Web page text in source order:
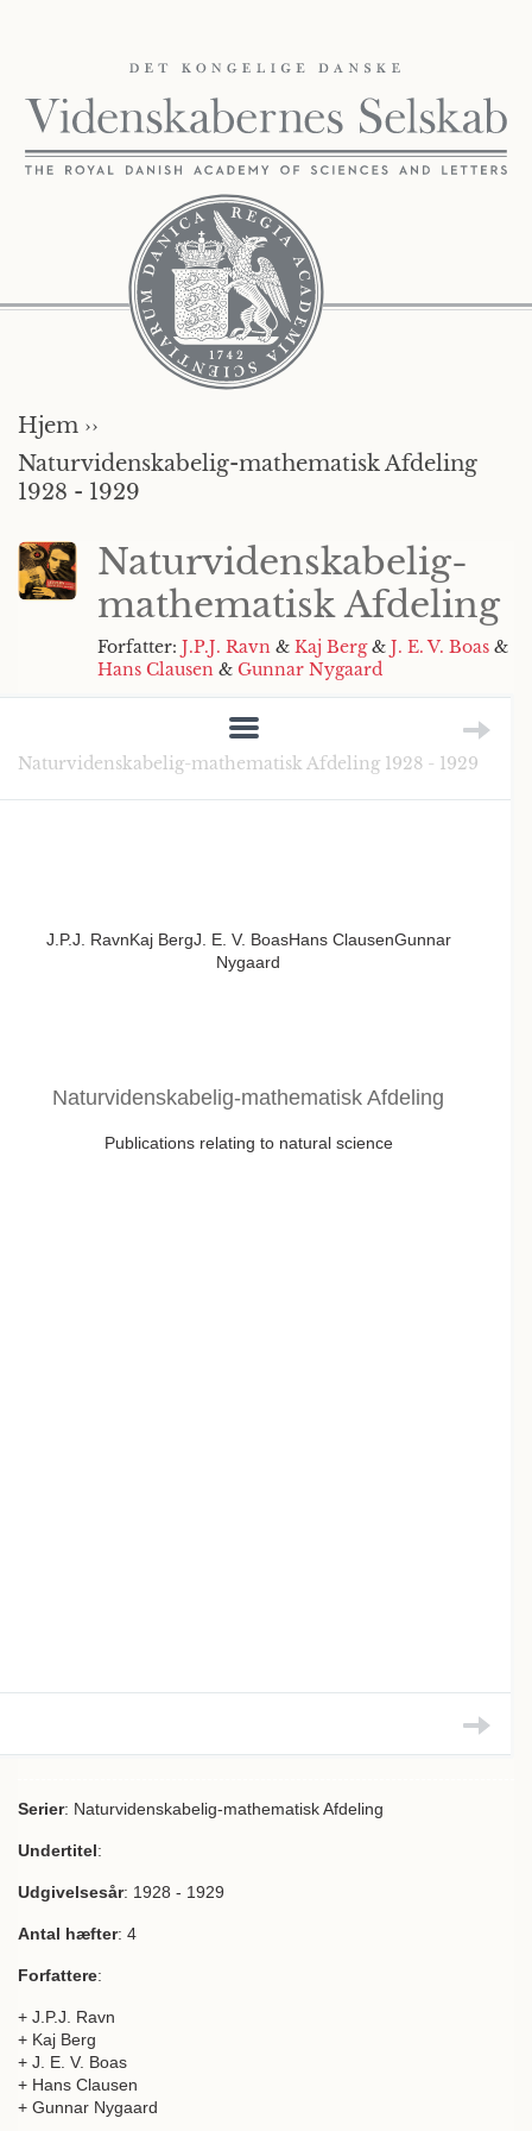
Hjem ››
Naturvidenskabelig-mathematisk Afdeling
1928 - 1929
Naturvidenskabelig-
mathematisk Afdeling
Forfatter: J.P.J. Ravn & Kaj Berg& J. E. V. Boas &
Hans Clausen & Gunnar Nygaard
Naturvidenskabelig-mathematisk Afdeling 1928 - 1929
J.P.J. RavnKaj BergJ. E. V. BoasHans ClausenGunnar
Nygaard
Naturvidenskabelig-mathematisk Afdeling
Publications relating to natural science
Serier: Naturvidenskabelig-mathematisk Afdeling
Undertitel:
Udgivelsesår: 1928 - 1929
Antal hæfter: 4
Forfattere:
+ J.P.J. Ravn
+ Kaj Berg
+ J. E. V. Boas
+ Hans Clausen
+ Gunnar Nygaard